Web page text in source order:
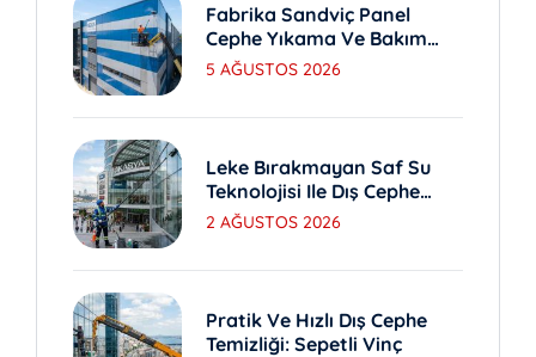
Fabrika Sandviç Panel
Cephe Yıkama Ve Bakım
Yöntemleri
5 AĞUSTOS 2026
Leke Bırakmayan Saf Su
Teknolojisi Ile Dış Cephe
Yıkama
2 AĞUSTOS 2026
Pratik Ve Hızlı Dış Cephe
Temizliği: Sepetli Vinç